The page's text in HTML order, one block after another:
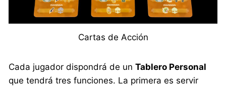
Cartas de Acción
Cada jugador dispondrá de unTablero Personal
que tendrá tres funciones. La primera es servir